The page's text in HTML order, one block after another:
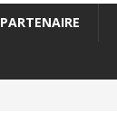
PARTENAIRE